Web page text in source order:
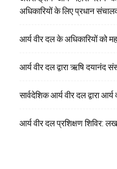
अधिकारियों के लिए प्रधान
आर्य वीर दल के अधिकारियों को
आर्य वीर दल द्वारा ऋषि दयानंद
सार्वदेशिक आर्य वीर दल द्वारा
आर्य वीर दल प्रशिक्षण शिविर: